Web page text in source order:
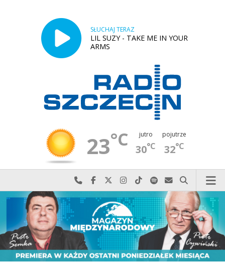
SŁUCHAJ TERAZ
LIL SUZY - TAKE ME IN YOUR
ARMS
23°C jutro
30°C
pojutrze
32°C
Najlepiej po prostu do nas zadzwoń
Odwiedź nas na Facebook-u
Odwiedź nas na X
Odwiedź nas na Instagram-ie
Odwiedź nas na TikTok-u
Szukaj nas na Spotify
Wyślij do nas
Szukaj